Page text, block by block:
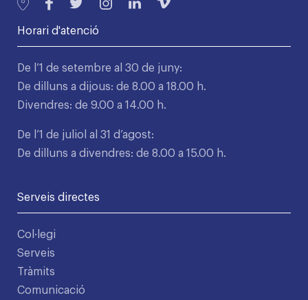
Horari d'atenció
De l’1 de setembre al 30 de juny:
De dilluns a dijous: de 8.00 a 18.00 h.
Divendres: de 9.00 a 14.00 h.
De l’1 de juliol al 31 d’agost:
De dilluns a divendres: de 8.00 a 15.00 h.
Serveis directes
Col·legi
Serveis
Tràmits
Comunicació